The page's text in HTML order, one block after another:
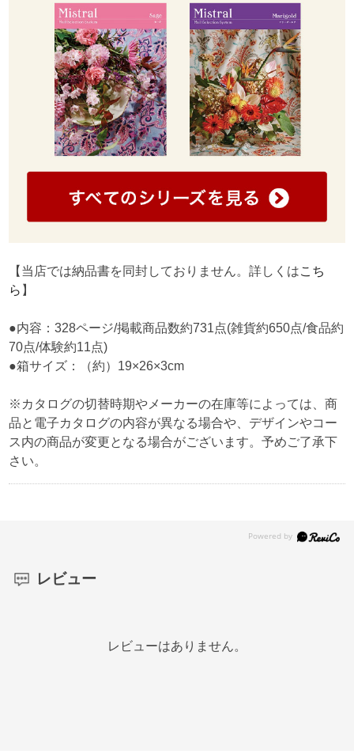
【当店では納品書を同封しておりません。詳しくはこち
ら 】
●内容：328ページ/掲載商品数約731点(雑貨約650点/食品約
70点/体験約11点)
●箱サイズ：（約）19×26×3cm
※カタログの切替時期やメーカーの在庫等によっては、商
品と電子カタログの内容が異なる場合や、デザインやコー
ス内の商品が変更となる場合がございます。予めご了承下
さい。
レビュー
レビューはありません。